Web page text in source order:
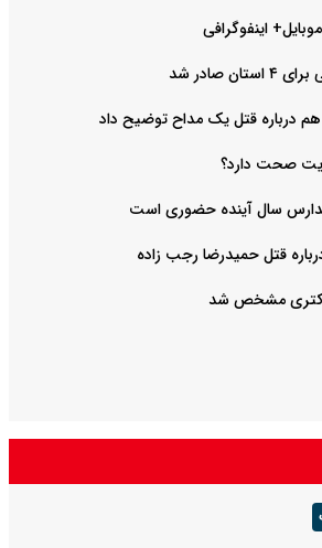
اینفوگرافی
صادر شد
درباره قتل یک مداح توضیح داد
صحت دارد؟
سال آینده حضوری است
قتل حمیدرضا رجب زاده
دکتری مشخص شد